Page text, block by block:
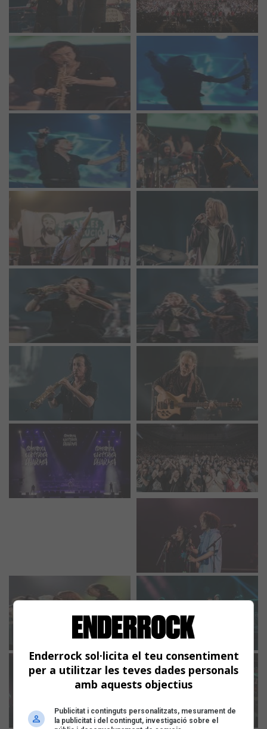
Enderrock sol·licita el teu consentiment
per a utilitzar les teves dades personals
amb aquests objectius
Publicitat i continguts personalitzats, mesurament de
la publicitat i del contingut, investigació sobre el